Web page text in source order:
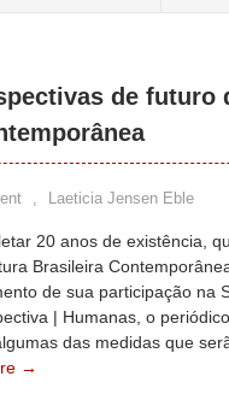
de futuro
, Laeticia Jensen Eble
20 anos de existência,
Brasileira
de sua participação na
| Humanas, o
das medidas que
→